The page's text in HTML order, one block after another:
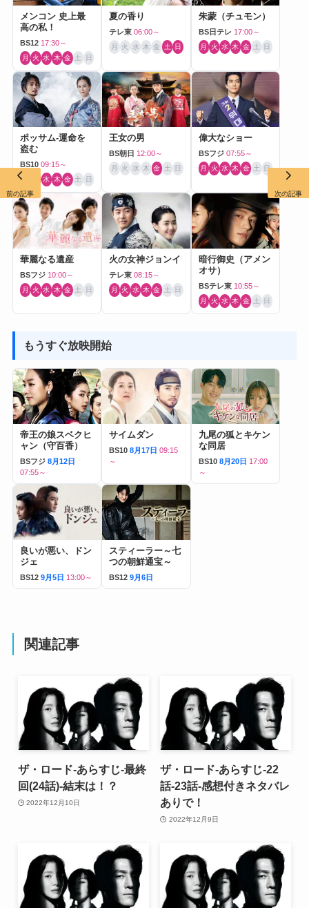
メンコン 史上最
高の私！
BS12 17:30～
月 火 水 木 金 土 日
夏の香り
テレ東 06:00～
月 火 水 木 金 土 日
朱蒙（チュモン）
BS日テレ 17:00～
月 火 水 木 金 土 日
ポッサム-運命を
盗む
BS10 09:15～
月 水 木 金 土 日
王女の男
BS朝日 12:00～
月 火 水 木 金 土 日
偉大なショー
BSフジ 07:55～
月 火 水 木 金 土 日
華麗なる遺産
BSフジ 10:00～
月 火 水 木 金 土 日
火の女神ジョンイ
テレ東 08:15～
月 火 水 木 金 土 日
暗行御史（アメン
オサ）
BSテレ東 10:55～
月 火 水 木 金 土 日
もうすぐ放映開始
帝王の娘スベクヒ
ャン（守百香）
BSフジ 8月12日
07:55～
サイムダン
BS10 8月17日 09:15
～
九尾の狐とキケン
な同居
BS10 8月20日 17:00
～
良いが悪い、ドン
ジェ
BS12 9月5日 13:00～
スティーラー～七
つの朝鮮通宝～
BS12 9月6日
関連記事
ザ・ロード-あらすじ-最終
回(24話)-結末は！？
2022年12月10日
ザ・ロード-あらすじ-22
話-23話-感想付きネタバレ
ありで！
2022年12月9日
前の記事 次の記事